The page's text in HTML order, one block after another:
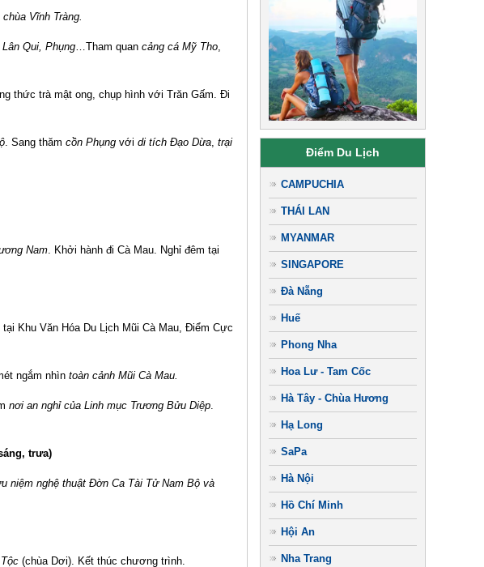
chùa Vĩnh Tràng.
Qui, Phụng…Tham quan cảng cá Mỹ Tho,
thức trà mật ong, chụp hình với Trăn Gấm. Đi
. Sang thăm cồn Phụng với di tích Đạo Dừa, trại
Nam. Khởi hành đi Cà Mau. Nghỉ đêm tại
Khu Văn Hóa Du Lịch Mũi Cà Mau, Điểm Cực
ngắm nhìn toàn cảnh Mũi Cà Mau.
nơi an nghỉ của Linh mục Trương Bửu Diệp.
trưa)
niệm nghệ thuật Đờn Ca Tài Tử Nam Bộ và
(chùa Dơi). Kết thúc chương trình.
Điểm Du Lịch
CAMPUCHIA
THÁI LAN
MYANMAR
SINGAPORE
Đà Nẵng
Huế
Phong Nha
Hoa Lư - Tam Cốc
Hà Tây - Chùa Hương
Hạ Long
SaPa
Hà Nội
Hồ Chí Minh
Hội An
Nha Trang